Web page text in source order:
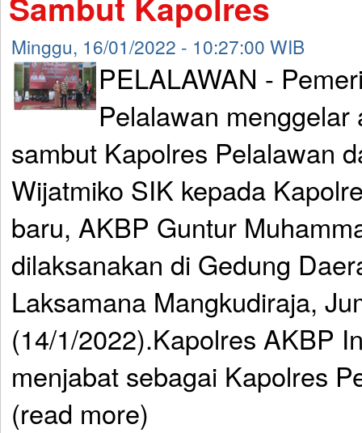
Minggu, 16/01/2022 - 10:27:00 WIB
PELALAWAN -
Pelalawan menggelar
sambut Kapolres Pelalawan
Wijatmiko SIK kepada
baru, AKBP Guntur
dilaksanakan di Gedung
Laksamana Mangkudiraja,
(14/1/2022).Kapolres AKBP
menjabat sebagai Kapolres
(read more)